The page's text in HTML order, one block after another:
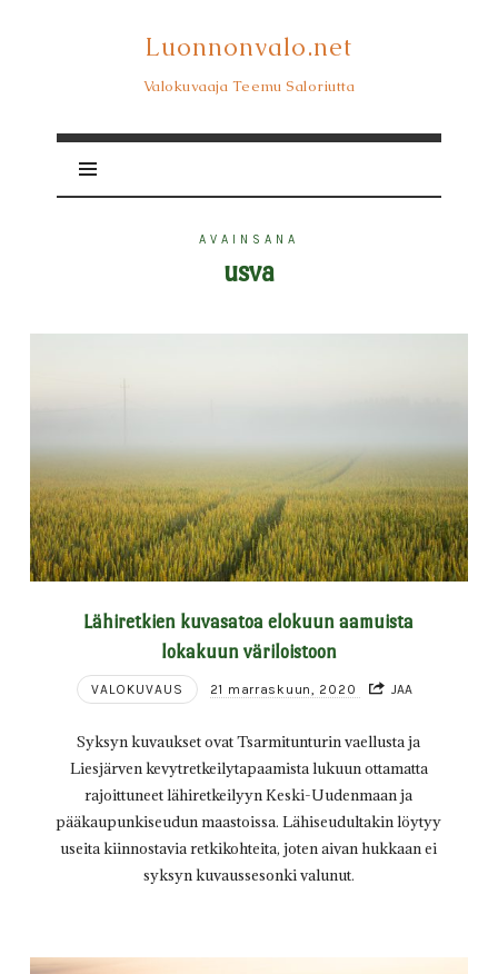
Luonnonvalo.net
Luonnonvalo.net
Valokuvaaja Teemu Saloriutta
AVAINSANA
usva
Lähiretkien kuvasatoa elokuun aamuista
lokakuun väriloistoon
VALOKUVAUS 21 marraskuun, 2020 JAA
Syksyn kuvaukset ovat Tsarmitunturin vaellusta ja
Liesjärven kevytretkeilytapaamista lukuun ottamatta
rajoittuneet lähiretkeilyyn Keski-Uudenmaan ja
pääkaupunkiseudun maastoissa. Lähiseudultakin löytyy
useita kiinnostavia retkikohteita, joten aivan hukkaan ei
syksyn kuvaussesonki valunut.